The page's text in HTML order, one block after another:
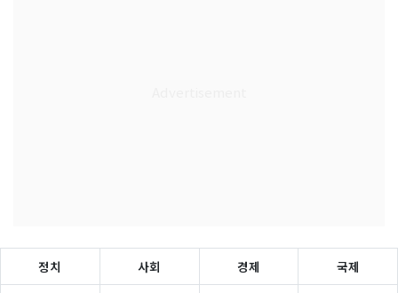
정치 사회 경제 국제